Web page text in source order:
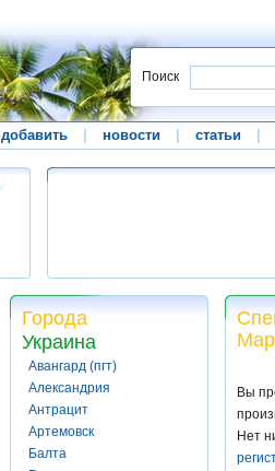
Поиск
добавить новости статьи
Города
Украина
Авангард (пгт)
Александрия
Антрацит
Артемовск
Балта
Вы
Нет